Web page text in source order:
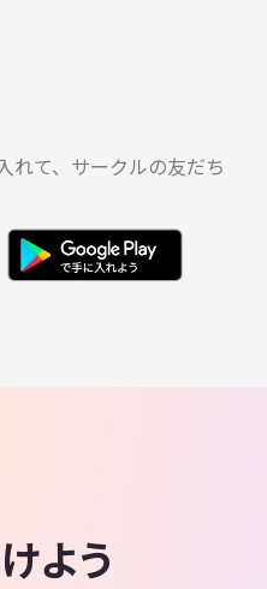
れて、サークルの友だち
よう